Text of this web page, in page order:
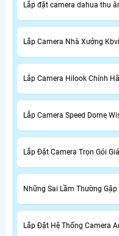
Lắp đặt camera dahua thu
Lắp Camera Nhà Xưởng
Lắp Camera Hilook Chính
Lắp Camera Speed Dome
Lắp Đặt Camera Trọn Gói
Những Sai Lầm Thường
Lắp Đặt Hệ Thống Camera